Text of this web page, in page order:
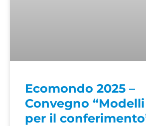
Ecomondo 2025 –
Convegno
per il